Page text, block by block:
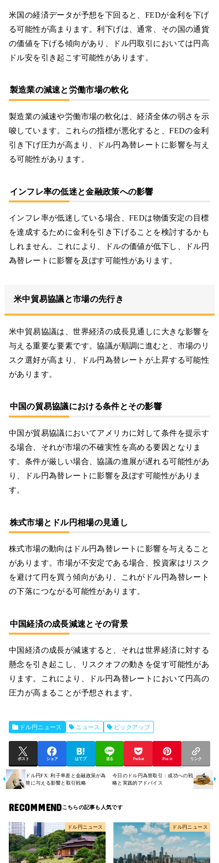
米国の経済データが予想を下回ると、FEDが金利を下げ
る可能性が高まります。利下げは、通常、その国の通貨
の価値を下げる傾向があり、ドル円取引においては円高
ドル安を引き起こす可能性があります。
製造業の減速と労働市場の軟化
製造業の減速や労働市場の軟化は、経済全体の弱さを示
唆しています。これらの指標が悪化すると、FEDの金利
引き下げ圧力が高まり、ドル円為替レートに影響を与え
る可能性があります。
インフレ率の低迷と金融政策への影響
インフレ率が低迷している場合、FEDは物価安定の目標
を達成するために金利を引き下げることを検討するかも
しれません。これにより、ドルの価値が低下し、ドル円
為替レートに影響を及ぼす可能性があります。
米中貿易協議と市場の先行き
米中貿易協議は、世界経済の成長見通しに大きな影響を
与える重要な要素です。協議が順調に進むと、市場のリ
スク選好が高まり、ドル円為替レートが上昇する可能性
があります。
中国の貿易協議における条件とその影響
中国が貿易協議においてアメリカに対して条件を提示す
る場合、それが市場の不確実性を高める要因となりま
す。条件が厳しい場合、協議の進展が遅れる可能性があ
り、ドル円為替レートに影響を及ぼす可能性がありま
す。
株式市場とドル円相場の見通し
株式市場の動向はドル円為替レートに影響を与えること
があります。市場が不安定である場合、投資家はリスク
を避けて円を買う傾向があり、これがドル円為替レート
の下落につながる可能性があります。
中国経済の成長減速とその背景
中国経済の成長が減速すると、それは世界経済に対する
懸念を引き起こし、リスクオフの動きを促す可能性があ
ります。これにより、ドル円為替レートにおいて円高の
圧力が高まることが予想されます。
ドル円ニュース ニュース ピックアップ
ポスト シェア はてブ 送る Pocket Pin it リンク
ドル円FX: 利子率差と金融政策が為
替に与える影響と取引戦略
今日のドル円為替取引：成功への戦
略と実践的アドバイス
RECOMMEND
ドル円ニュース ドル円ニュース